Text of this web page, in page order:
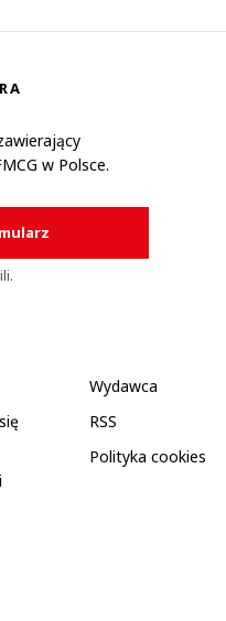
w Polsce.
Wydawca
RSS
Polityka cookies